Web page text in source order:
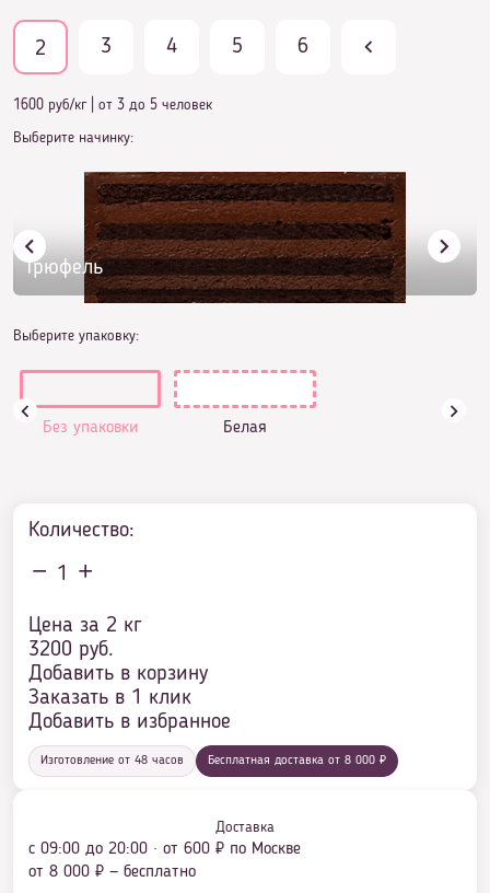
2 3 4 5 6
1600 руб/кг от 3 до 5 человек
Выберите начинку:
Трюфель
Выберите упаковку:
Без упаковки Белая
Количество:
1
Цена за 2 кг
3200 руб.
Добавить в корзину
Заказать в 1 клик
Добавить в избранное
Изготовление от 48 часов Бесплатная доставка от 8 000 ₽
Доставка
с 09:00 до 20:00 · от 600 ₽ по Москве
от 8 000 ₽ — бесплатно